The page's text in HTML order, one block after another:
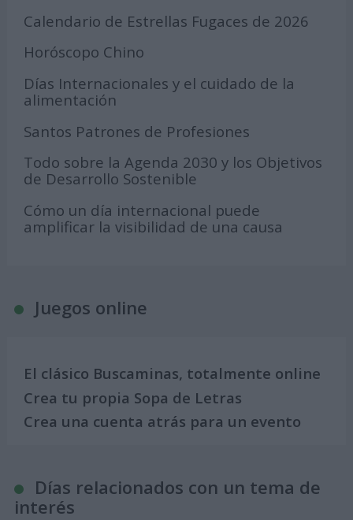
Calendario de Estrellas Fugaces de 2026
Horóscopo Chino
Días Internacionales y el cuidado de la
alimentación
Santos Patrones de Profesiones
Todo sobre la Agenda 2030 y los Objetivos
de Desarrollo Sostenible
Cómo un día internacional puede
amplificar la visibilidad de una causa
Juegos online
El clásico Buscaminas, totalmente online
Crea tu propia Sopa de Letras
Crea una cuenta atrás para un evento
Días relacionados con un tema de
interés